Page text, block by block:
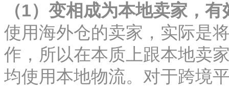
（1）变相成为本地卖家，
使用海外仓的卖家，实际是
作，所以在本质上跟本地卖
均使用本地物流。对于跨境